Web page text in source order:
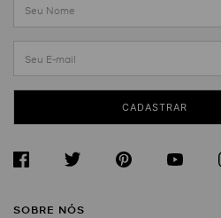
CADASTRAR
SOBRE NÓS